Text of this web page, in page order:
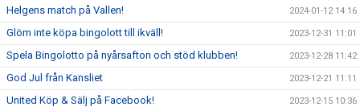
Helgens match på Vallen! 2024-01-12 14:16
Glöm inte köpa bingolott till ikväll! 2023-12-31 11:01
Spela Bingolotto på nyårsafton och stöd klubben! 2023-12-28 11:42
God Jul från Kansliet 2023-12-21 11:11
United Köp & Sälj på Facebook! 2023-12-15 10:36